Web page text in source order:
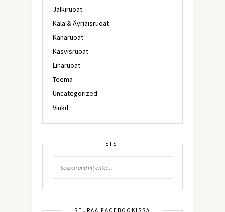
Jälkiruoat
Kala & Äyriäisruoat
Kanaruoat
Kasvisruoat
Liharuoat
Teema
Uncategorized
Vinkit
ETSI
SEURAA FACEBOOKISSA